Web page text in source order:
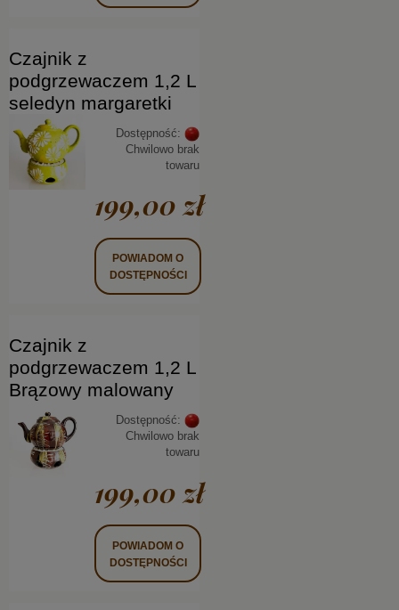
Czajnik z
podgrzewaczem 1,2 L
seledyn margaretki
Dostępność:
Chwilowo brak
towaru
199,00 zł
POWIADOM O
DOSTĘPNOŚCI
Czajnik z
podgrzewaczem 1,2 L
Brązowy malowany
Dostępność:
Chwilowo brak
towaru
199,00 zł
POWIADOM O
DOSTĘPNOŚCI